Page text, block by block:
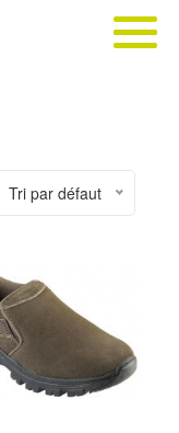
Tri par défaut